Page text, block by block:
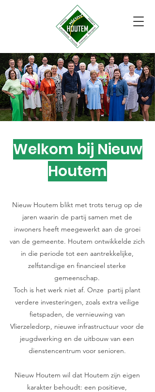
Welkom bij Nieuw
Houtem
Nieuw Houtem blikt met trots terug op de
jaren waarin de partij samen met de
inwoners heeft meegewerkt aan de groei
van de gemeente. Houtem ontwikkelde zich
in die periode tot een aantrekkelijke,
zelfstandige en financieel sterke
gemeenschap.
Toch is het werk niet af. Onze partij plant
verdere investeringen, zoals extra veilige
fietspaden, de vernieuwing van
Vlierzeledorp, nieuwe infrastructuur voor de
jeugdwerking en de uitbouw van een
dienstencentrum voor senioren.
Nieuw Houtem wil dat Houtem zijn eigen
karakter behoudt: een positieve,